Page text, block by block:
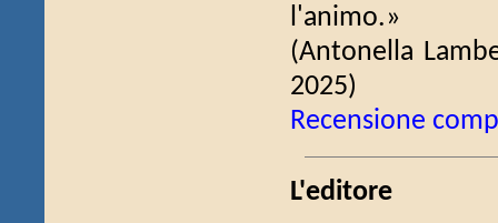
l'animo.»
(Antonella
2025)
Recensione
L'editore